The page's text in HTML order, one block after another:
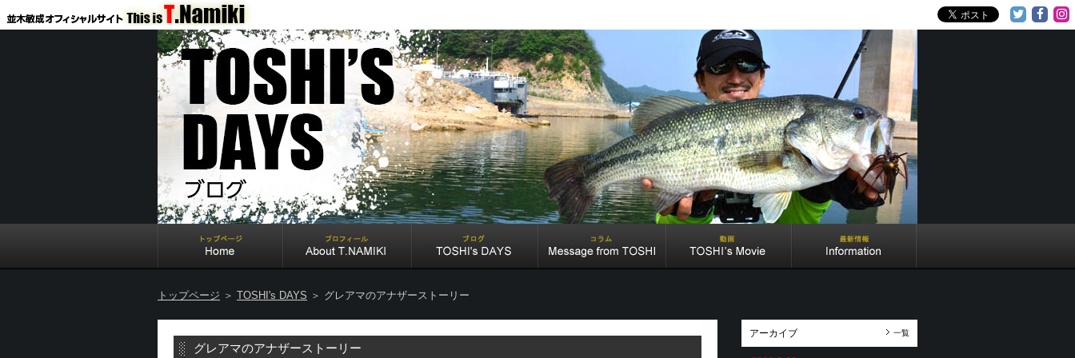
トップページ ＞ TOSHI's DAYS ＞ グレアマのアナザーストーリー
グレアマのアナザーストーリー
アーカイブ 一覧